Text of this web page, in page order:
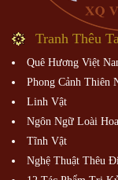
Tranh Thêu
Quê Hương Việt
Phong Cảnh Thiên
Linh Vật
Ngôn Ngữ Loài Hoa
Tĩnh Vật
Nghệ Thuật Thêu